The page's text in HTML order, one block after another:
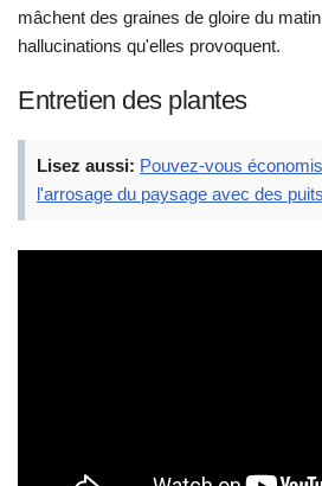
mâchent des graines de gloire du
hallucinations qu'elles provoquent.
Entretien des plantes
Lisez aussi: Pouvez-vous
l'arrosage du paysage avec des